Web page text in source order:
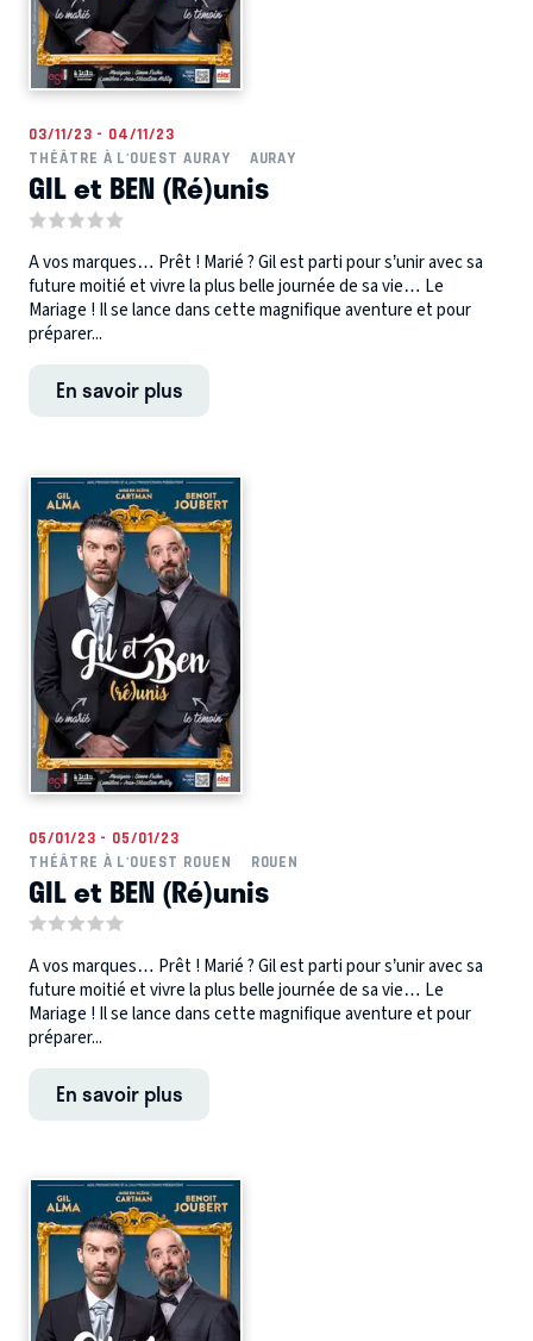
03/11/23 - 04/11/23
THÉÂTRE À L'OUEST AURAY
AURAY
GIL et BEN (Ré)unis
A vos marques… Prêt ! Marié ? Gil est parti pour s’unir avec sa
future moitié et vivre la plus belle journée de sa vie… Le
Mariage ! Il se lance dans cette magnifique aventure et pour
préparer...
En savoir plus
05/01/23 - 05/01/23
THÉÂTRE À L'OUEST ROUEN
ROUEN
GIL et BEN (Ré)unis
A vos marques… Prêt ! Marié ? Gil est parti pour s’unir avec sa
future moitié et vivre la plus belle journée de sa vie… Le
Mariage ! Il se lance dans cette magnifique aventure et pour
préparer...
En savoir plus